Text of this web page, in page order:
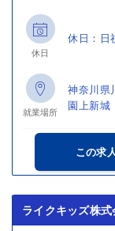
休日
休日：
就業場所
神奈川県
園上新
この求
ライクキッズ株